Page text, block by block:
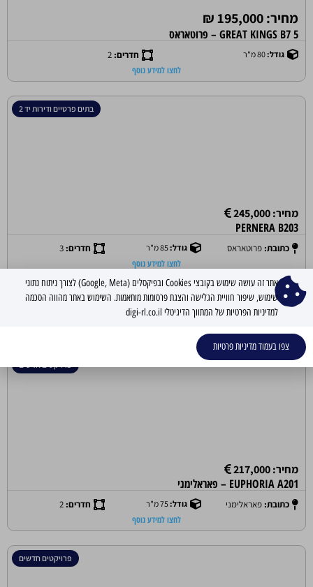
מחיר: 195,000 ₪
GREAT KINGS B7 5 – פרוטאראס
גודל:80 מ"ר חדרים: 2
לחצו למידע נוסף
בתים פרטיים ודירות יד 2
מחיר: 245,000
PERNERA B203
כתובת: פרוטאראס גודל:85 מ"ר חדרים:3
לחצו למידע נוסף
דירות חדשות בפורטראס
פרויקטים חדשים
מחיר: 217,000
EUPHORIA A201 – פאראלימני
כתובת: פאראלימני גודל:75 מ"ר חדרים:2
לחצו למידע נוסף
פרויקטים חדשים
אתר זה עושה שימוש בקובצי Cookies ובפיקסלים (Google, Meta) לצורך ניתוח נתוני
שימוש, שיפור חוויית הגלישה והצגת פרסומות מותאמות. השימוש באתר מהווה הסכמה
למדיניות הפרטיות של המתווך הדיגיטלי digi-rl.co.il
צפו בעמוד מדיניות פרטיות